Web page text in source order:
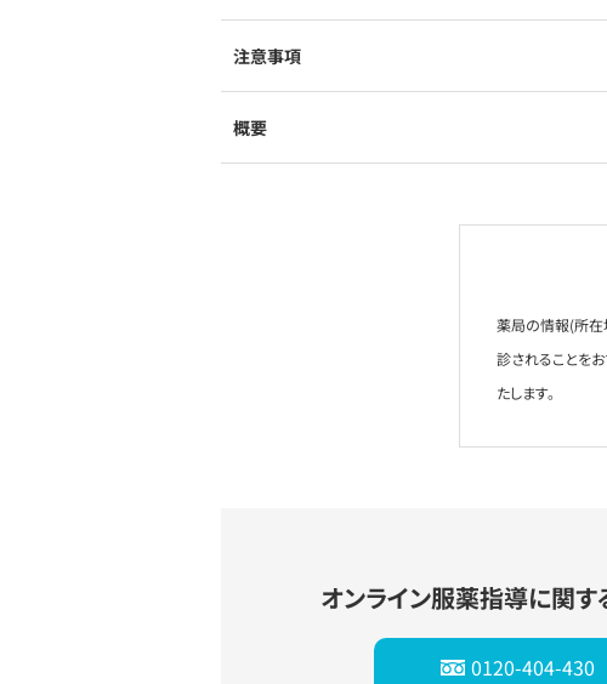
注意事項
概要
薬局の情報(所在
診されることを
たします。
オンライン服薬指導に関
0120-404-430